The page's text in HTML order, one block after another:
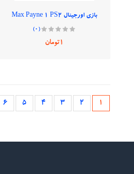
بازی اورجینال Max Payne 1 PS2
(0)
1تومان
1
2
3
4
5
6